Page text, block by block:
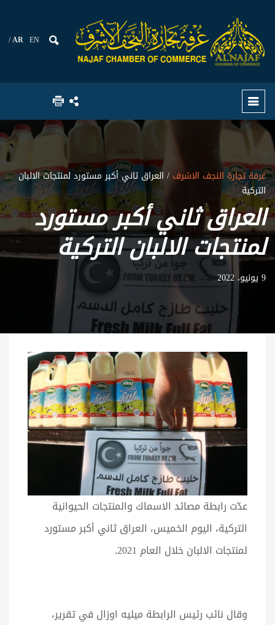
AR EN
غرفة تجارة النجف الاشرف / العراق ثاني أكبر مستورد لمنتجات الالبان
التركية
العراق ثاني أكبر مستورد
لمنتجات الالبان التركية
9 يونيو، 2022
عدّت رابطة مصائد الاسماك والمنتجات الحيوانية
التركية، اليوم الخميس، العراق ثاني أكبر مستورد
لمنتجات الالبان خلال العام 2021.
وقال نائب رئيس الرابطة ميليه اوزال في تقرير،